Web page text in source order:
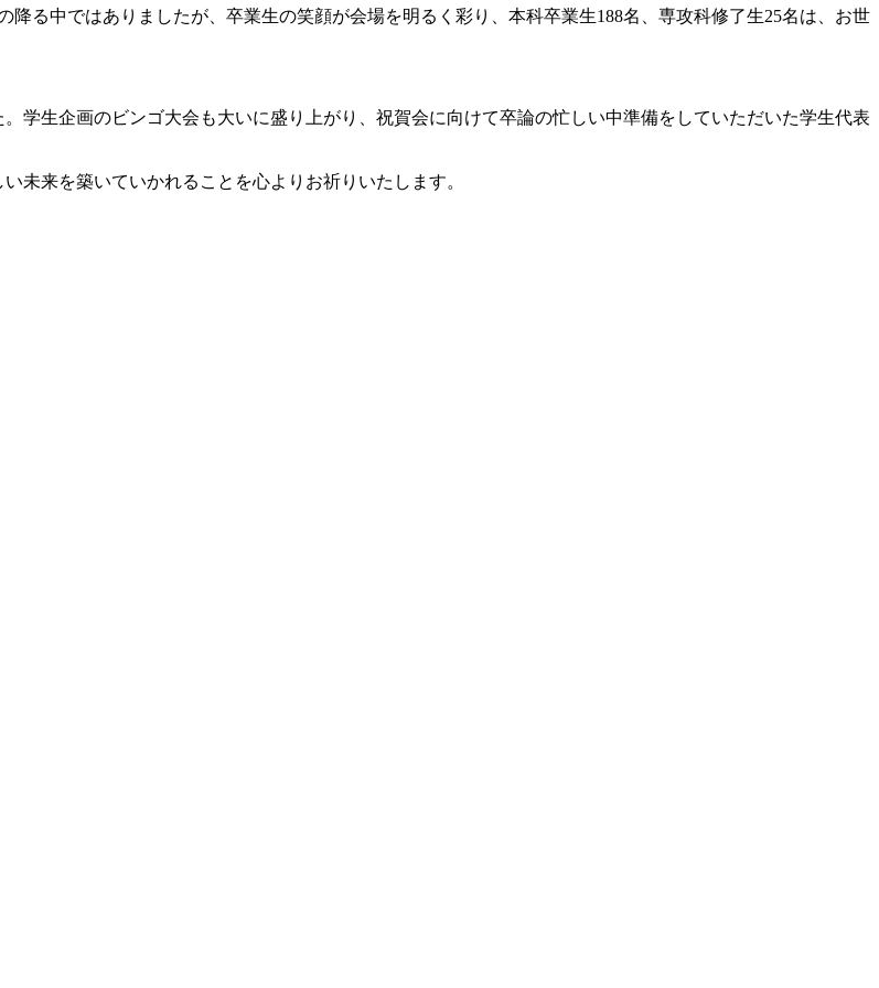
る中ではありましたが、卒業生の笑顔が会場を明るく彩り、本科卒業生188名、専攻科修了生25名は、お世
学生企画のビンゴ大会も大いに盛り上がり、祝賀会に向けて卒論の忙しい中準備をしていただいた学生代表
未来を築いていかれることを心よりお祈りいたします。